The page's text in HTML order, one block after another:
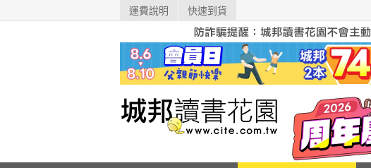
運費說明 快速到貨